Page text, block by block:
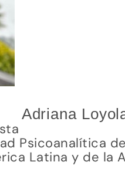
Adriana
Psicoanalítica
Latina y de la